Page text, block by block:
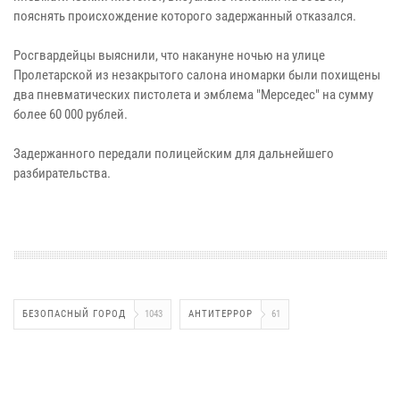
пояснять происхождение которого задержанный отказался.
Росгвардейцы выяснили, что накануне ночью на улице
Пролетарской из незакрытого салона иномарки были похищены
два пневматических пистолета и эмблема "Мерседес" на сумму
более 60 000 рублей.
Задержанного передали полицейским для дальнейшего
разбирательства.
БЕЗОПАСНЫЙ ГОРОД 1043 АНТИТЕРРОР 61